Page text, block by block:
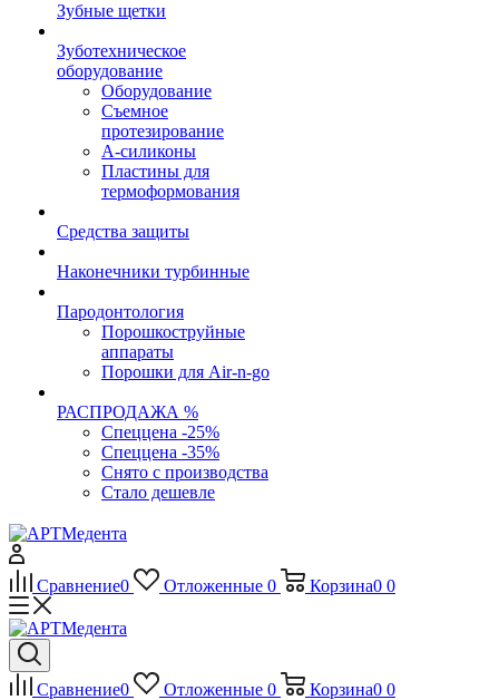
Зубные щетки
Зуботехническое
оборудование
Оборудование
Съемное
протезирование
А-силиконы
Пластины для
термоформования
Средства защиты
Наконечники турбинные
Пародонтология
Порошкоструйные
аппараты
Порошки для Air-n-go
РАСПРОДАЖА %
Спеццена -25%
Спеццена -35%
Снято с производства
Стало дешевле
Сравнение0 Отложенные 0 Корзина0 0
Сравнение0 Отложенные 0 Корзина0 0